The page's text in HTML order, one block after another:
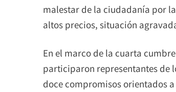
malestar de la ciudadanía por
altos precios, situación
En el marco de la cuarta
participaron representantes de
doce compromisos orientados